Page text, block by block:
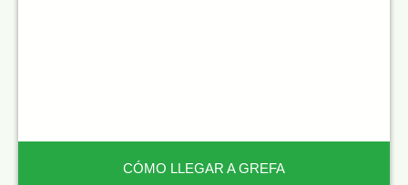
CÓMO LLEGAR A GREFA